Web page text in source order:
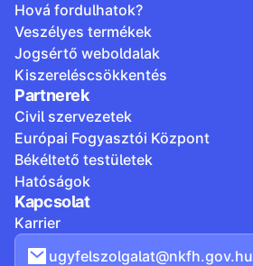
Hová fordulhatok?
Veszélyes termékek
Jogsértő weboldalak
Kiszereléscsökkentés
Partnerek
Civil szervezetek
Európai Fogyasztói Központ
Békéltető testületek
Hatóságok
Kapcsolat
Karrier
ugyfelszolgalat@nkfh.gov.hu